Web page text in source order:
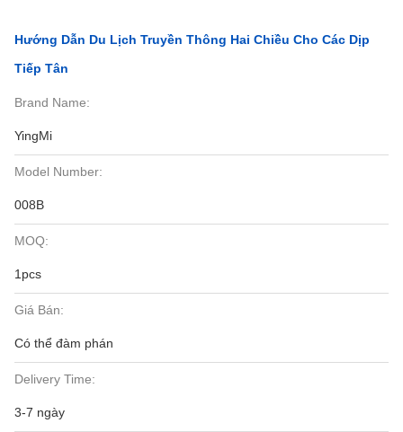
Hướng Dẫn Du Lịch Truyền Thông Hai Chiều Cho Các Dịp
Tiếp Tân
Brand Name:
YingMi
Model Number:
008B
MOQ:
1pcs
Giá Bán:
Có thể đàm phán
Delivery Time:
3-7 ngày